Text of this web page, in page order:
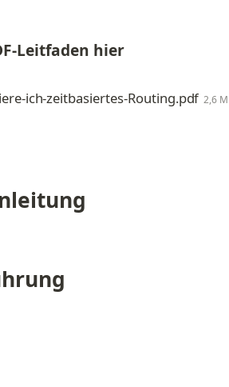
Leitfaden hier
ich-zeitbasiertes-Routing.pdf 2,6